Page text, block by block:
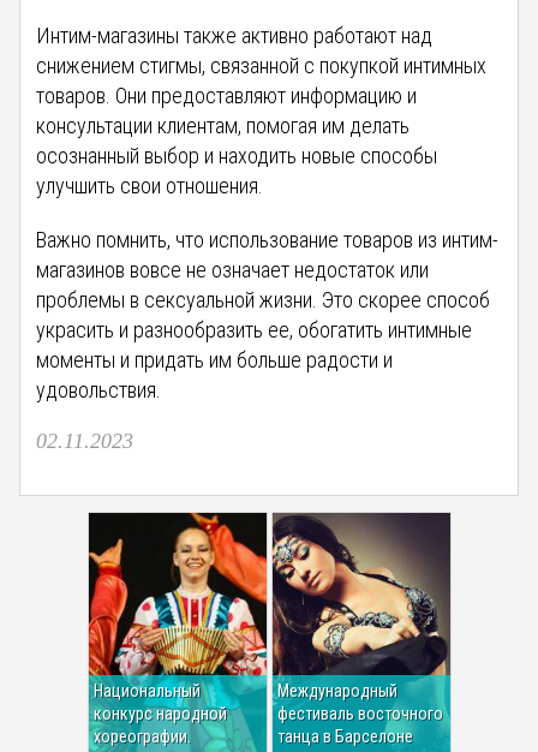
Интим-магазины также активно работают над
снижением стигмы, связанной с покупкой интимных
товаров. Они предоставляют информацию и
консультации клиентам, помогая им делать
осознанный выбор и находить новые способы
улучшить свои отношения.
Важно помнить, что использование товаров из интим-
магазинов вовсе не означает недостаток или
проблемы в сексуальной жизни. Это скорее способ
украсить и разнообразить ее, обогатить интимные
моменты и придать им больше радости и
удовольствия.
02.11.2023
Национальный
конкурс народной
хореографии.
Международный
фестиваль восточного
танца в Барселоне